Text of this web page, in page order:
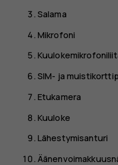
Salama
Mikrofoni
SIM- ja
Etukamera
Kuuloke
Lähestymisanturi